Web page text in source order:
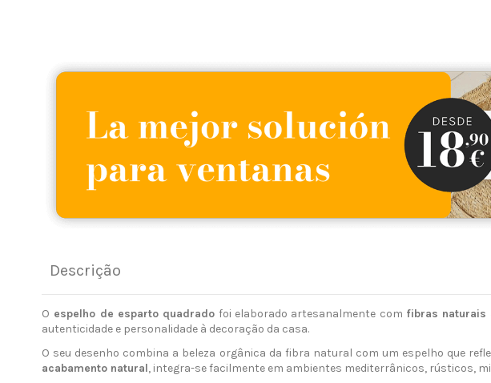
Descrição
O espelho de esparto quadrado foi elaborado artesanalmente com fibras naturais
autenticidade e personalidade à decoração da casa.
O seu desenho combina a beleza orgânica da fibra natural com um espelho que
acabamento natural, integra-se facilmente em ambientes mediterrânicos, rústicos,